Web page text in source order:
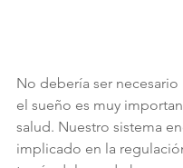
No debería ser
el sueño es muy
salud. Nuestro sistema
implicado en la